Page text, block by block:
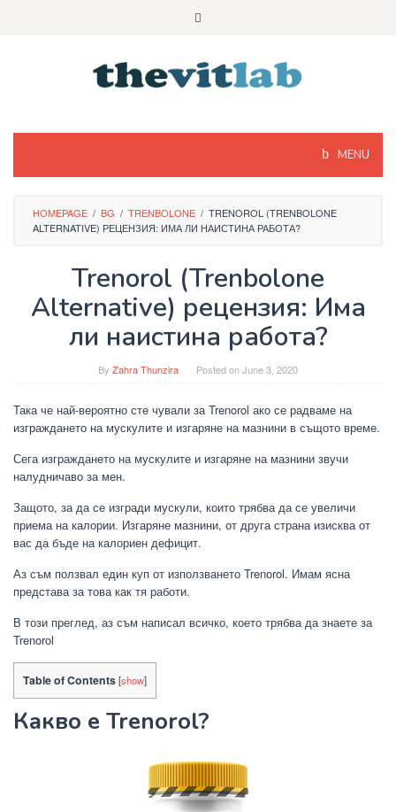
MENU
HOMEPAGE / BG / TRENBOLONE / TRENOROL (TRENBOLONE
ALTERNATIVE) РЕЦЕНЗИЯ: ИМА ЛИ НАИСТИНА РАБОТА?
Trenorol (Trenbolone
Alternative) рецензия: Има
ли наистина работа?
By Zahra Thunzira Posted onJune 3, 2020
Така че най-вероятно сте чували за Trenorol ако се радваме на
изграждането на мускулите и изгаряне на мазнини в същото време.
Сега изграждането на мускулите и изгаряне на мазнини звучи
налудничаво за мен.
Защото, за да се изгради мускули, които трябва да се увеличи
приема на калории. Изгаряне мазнини, от друга страна изисква от
вас да бъде на калориен дефицит.
Аз съм ползвал един куп от използването Trenorol. Имам ясна
представа за това как тя работи.
В този преглед, аз съм написал всичко, което трябва да знаете за
Trenorol
Table of Contents[show]
Какво е Trenorol?